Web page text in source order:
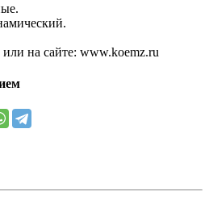
на сайте: www.koemz.ru